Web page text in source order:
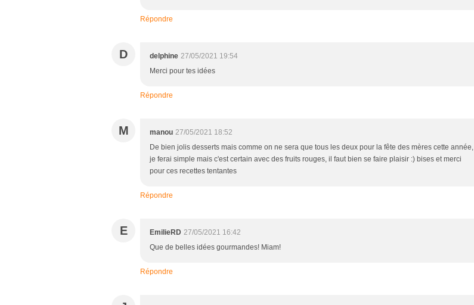
Répondre
D delphine 27/05/2021 19:54
Merci pour tes idées
Répondre
M manou 27/05/2021 18:52
De bien jolis desserts mais comme on ne sera que tous les deux pour la fête des mères cette année,
je ferai simple mais c'est certain avec des fruits rouges, il faut bien se faire plaisir :) bises et merci
pour ces recettes tentantes
Répondre
E EmilieRD 27/05/2021 16:42
Que de belles idées gourmandes! Miam!
Répondre